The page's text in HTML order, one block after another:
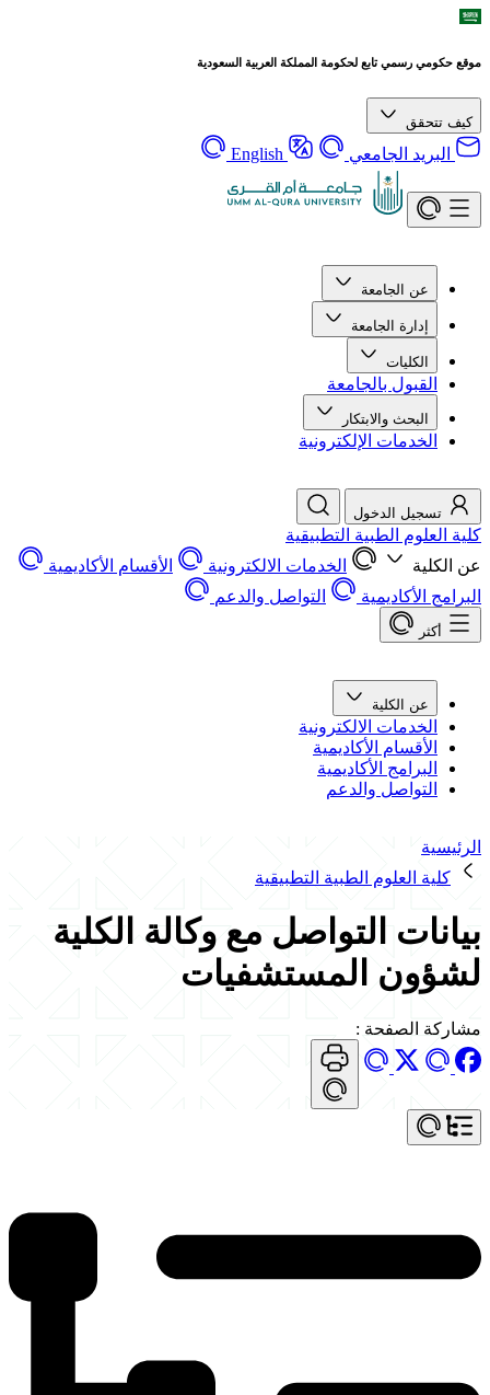
موقع حكومي رسمي تابع لحكومة المملكة العربية السعودية
كيف تتحقق
البريد الجامعي English
عن الجامعة
إدارة الجامعة
الكليات
القبول بالجامعة
البحث والابتكار
الخدمات الإلكترونية
تسجيل الدخول
كلية العلوم الطبية التطبيقية
عن الكلية
الخدمات الالكترونية
الأقسام الأكاديمية
البرامج الأكاديمية
التواصل والدعم
أكثر
عن الكلية
الخدمات الالكترونية
الأقسام الأكاديمية
البرامج الأكاديمية
التواصل والدعم
الرئيسية
كلية العلوم الطبية التطبيقية
بيانات التواصل مع وكالة الكلية
لشؤون المستشفيات
مشاركة الصفحة :